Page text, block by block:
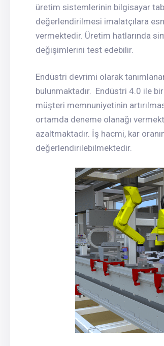
üretim sistemlerinin bilgisayar
değerlendirilmesi imalatçılara
vermektedir. Üretim hatlarında
değişimlerini test edebilir.
Endüstri devrimi olarak
bulunmaktadır. Endüstri 4.0 ile
müşteri memnuniyetinin
ortamda deneme olanağı
azaltmaktadır. İş hacmi, kar
değerlendirilebilmektedir.